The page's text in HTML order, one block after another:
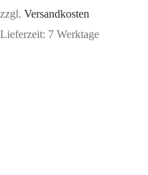
zzgl. Versandkosten
Lieferzeit: 7 Werktage